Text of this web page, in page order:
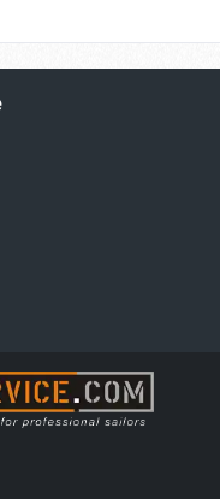
bestehen aus
der Rollen ist
besonders für den